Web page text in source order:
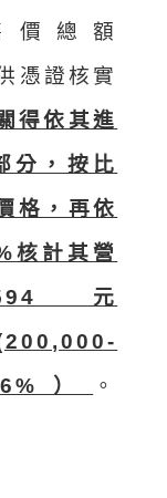
價總額
憑證核實
得依其進
分，按比
格，再依
核計其營
元
）
。